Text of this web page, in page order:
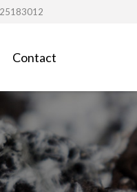
Contact